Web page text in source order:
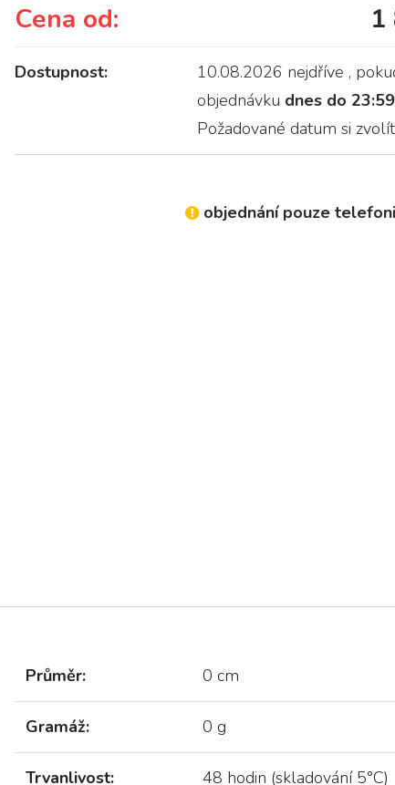
Cena od: 1
Dostupnost: 10.08.2026 nejdříve ,
objednávku dnes do 23:59
Požadované datum si
objednání pouze
Průměr: 0 cm
Gramáž: 0 g
Trvanlivost: 48 hodin (skladování 5°C)